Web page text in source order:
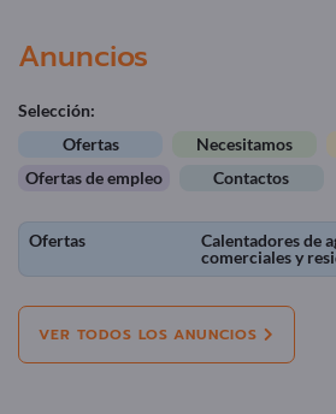
Anuncios
Selección:
Ofertas
Necesitamos
Ofertas de empleo
Contactos
Ofertas
Calentadores de
comerciales y
VER TODOS LOS ANUNCIOS